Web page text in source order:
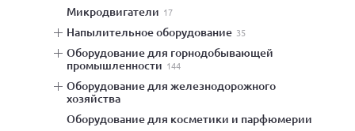
микродвигатели 17
напылительное оборудование 35
оборудование для горнодобывающей
промышленности 144
оборудование для железнодорожного
хозяйства
оборудование для косметики и парфюмерии